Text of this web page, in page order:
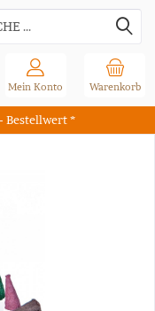
Bestellwert *
Warenkorb
Mein Konto